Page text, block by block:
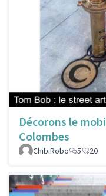
Décorons le
Colombes
ChibiRobo 5 20